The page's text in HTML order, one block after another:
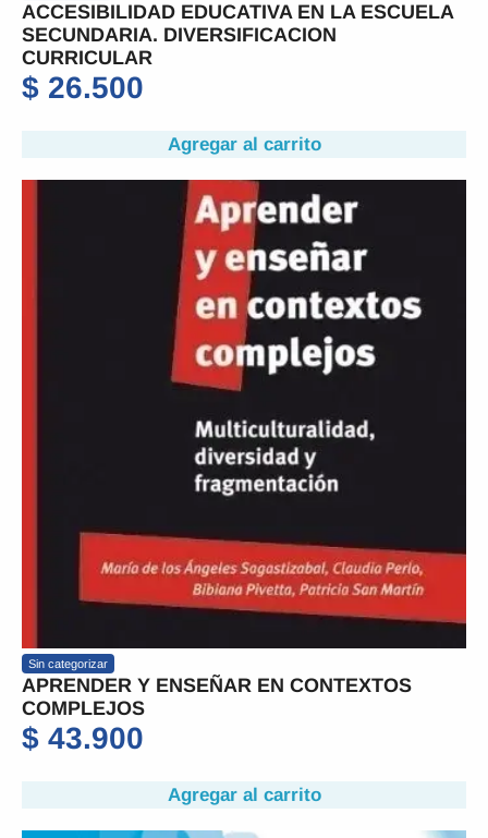
ACCESIBILIDAD EDUCATIVA EN LA ESCUELA
SECUNDARIA. DIVERSIFICACION
CURRICULAR
$ 26.500
Agregar al carrito
Sin categorizar
APRENDER Y ENSEÑAR EN CONTEXTOS
COMPLEJOS
$ 43.900
Agregar al carrito